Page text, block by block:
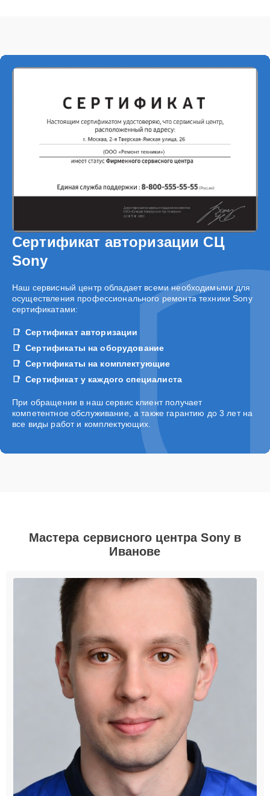
Сертификат авторизации СЦ
Sony
Наш сервисный центр обладает всеми необходимыми для
осуществления профессионального ремонта техники Sony
сертификатами:
Сертификат авторизации
Сертификаты на оборудование
Сертификаты на комплектующие
Сертификат у каждого специалиста
При обращении в наш сервис клиент получает
компетентное обслуживание, а также гарантию до 3 лет на
все виды работ и комплектующих.
Мастера сервисного центра Sony в
Иванове